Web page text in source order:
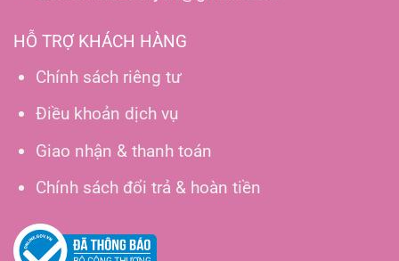
HỖ TRỢ KHÁCH HÀNG
Chính sách riêng tư
Điều khoản dịch vụ
Giao nhận & thanh toán
Chính sách đổi trả & hoàn tiền